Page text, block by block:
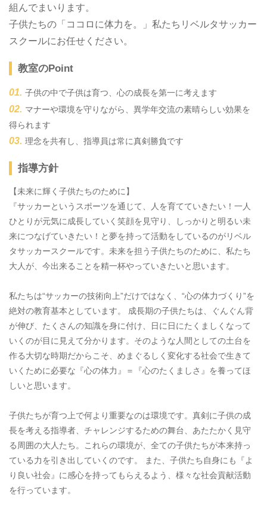
組んでまいります。
子供たちの「ココロに体力を。」私たちリベルタサッカー
スクールにお任せください。
教室のPoint
子供の中で子供は育つ、心の成長を第一に考えます
マナーや環境を守りながら、異学年交流の素晴らしい効果を
得られます
理念を共有し、指導員は常に真剣勝負です
指導方針
【未来に輝く子供たちのために】
『サッカーというスポーツを通じて、人を育てていきたい！一人
ひとりが元気に成長していく笑顔を見守り、しっかりと明るい未
来につなげていきたい！と夢を持って活動をしているのがリベル
タサッカースクールです。未来を担う子供たちのために、私たち
大人が、今出来ることを精一杯やっていきたいと思います。
私たちは“サッカーの技術向上”だけではなく、“心の体力づくり”を
絶対の教育基本としています。 成長期の子供たちは、ぐんぐん背
が伸び、たくさんの知識を身に付け、日に日にたくましくなって
いくのが目に見えて分かります。そのような人間としての土台を
作る大切な時期だからこそ、めまぐるしく変化する社会で生きて
いくために必要な『心の体力』＝『心のたくましさ』を養ってほ
しいと思います。
子供たちが育つ上で何より重要なのは環境です。真剣に子供の成
長を考える指導者、チャレンジするための舞台、あたたかく見守
る周囲の大人たち。これらの環境が、全ての子供たちが本来持っ
ている力を引き出していくのです。 また、子供たち自身にも『よ
り良い社会』に感心を持ってもらえるよう、様々な社会貢献活動
を行っています。